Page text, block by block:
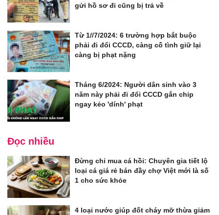
gửi hồ sơ đi cũng bị trả về
Từ 1//7/2024: 6 trường hợp bắt buộc
phải đi đổi CCCD, càng cố tình giữ lại
càng bị phạt nặng
Tháng 6/2024: Người dân sinh vào 3
năm này phải đi đổi CCCD gắn chip
ngay kẻo 'dính' phạt
Đọc nhiều
Đừng chỉ mua cá hồi: Chuyên gia tiết lộ
loại cá giá rẻ bán đầy chợ Việt mới là số
1 cho sức khỏe
4 loại nước giúp đốt cháy mỡ thừa giảm